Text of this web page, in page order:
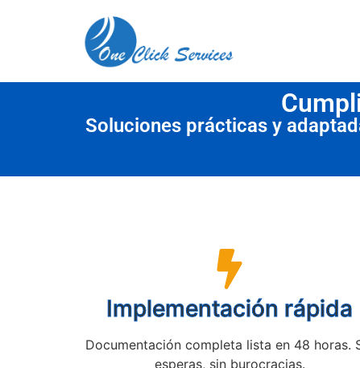
Soluciones prácticas y
Implementación rápida
Documentación completa lista en 48 horas.
esperas, sin burocracias.